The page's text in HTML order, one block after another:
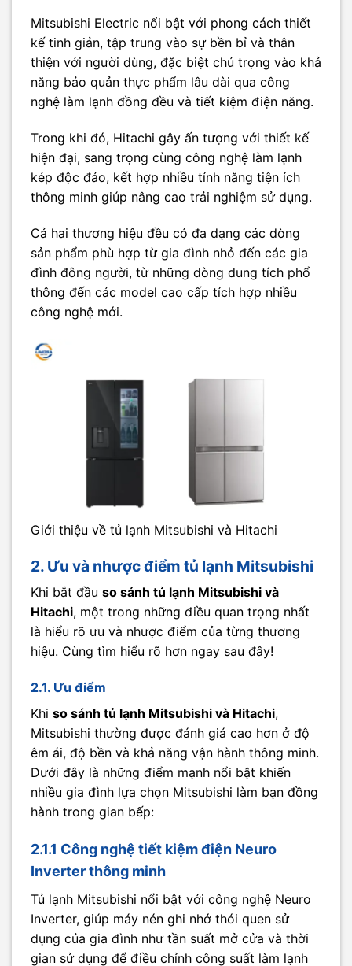
Mitsubishi Electric nổi bật với phong cách thiết
kế tinh giản, tập trung vào sự bền bỉ và thân
thiện với người dùng, đặc biệt chú trọng vào khả
năng bảo quản thực phẩm lâu dài qua công
nghệ làm lạnh đồng đều và tiết kiệm điện năng.
Trong khi đó, Hitachi gây ấn tượng với thiết kế
hiện đại, sang trọng cùng công nghệ làm lạnh
kép độc đáo, kết hợp nhiều tính năng tiện ích
thông minh giúp nâng cao trải nghiệm sử dụng.
Cả hai thương hiệu đều có đa dạng các dòng
sản phẩm phù hợp từ gia đình nhỏ đến các gia
đình đông người, từ những dòng dung tích phổ
thông đến các model cao cấp tích hợp nhiều
công nghệ mới.
Giới thiệu về tủ lạnh Mitsubishi và Hitachi
2. Ưu và nhược điểm tủ lạnh Mitsubishi
Khi bắt đầu so sánh tủ lạnh Mitsubishi và
Hitachi, một trong những điều quan trọng nhất
là hiểu rõ ưu và nhược điểm của từng thương
hiệu. Cùng tìm hiểu rõ hơn ngay sau đây!
2.1. Ưu điểm
Khi so sánh tủ lạnh Mitsubishi và Hitachi,
Mitsubishi thường được đánh giá cao hơn ở độ
êm ái, độ bền và khả năng vận hành thông minh.
Dưới đây là những điểm mạnh nổi bật khiến
nhiều gia đình lựa chọn Mitsubishi làm bạn đồng
hành trong gian bếp:
2.1.1 Công nghệ tiết kiệm điện Neuro
Inverter thông minh
Tủ lạnh Mitsubishi nổi bật với công nghệ Neuro
Inverter, giúp máy nén ghi nhớ thói quen sử
dụng của gia đình như tần suất mở cửa và thời
gian sử dụng để điều chỉnh công suất làm lạnh